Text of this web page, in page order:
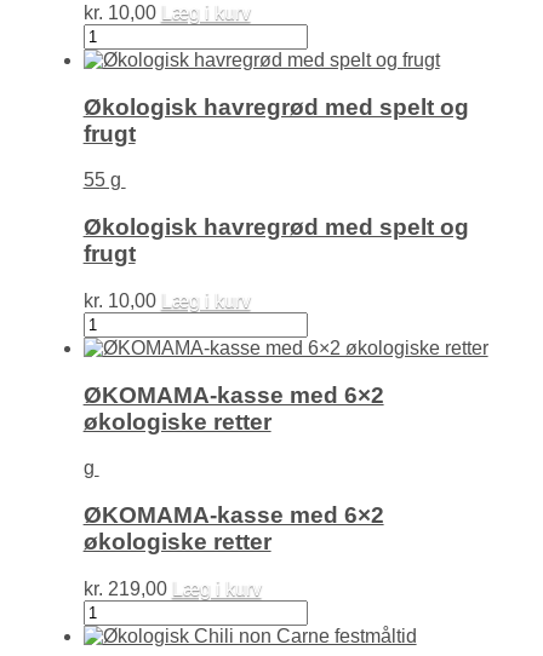
kr. 10,00
Læg i kurv
Økologisk
havregrød
æble
og
kanel
Økologisk havregrød med spelt og
frugt
55 g
Økologisk havregrød med spelt og
frugt
kr. 10,00
Læg i kurv
Økologisk
havregrød
spelt
og
frugt
ØKOMAMA-kasse med 6×2
økologiske retter
g
ØKOMAMA-kasse med 6×2
økologiske retter
kr. 219,00
Læg i kurv
ØKOMAMA-
kasse